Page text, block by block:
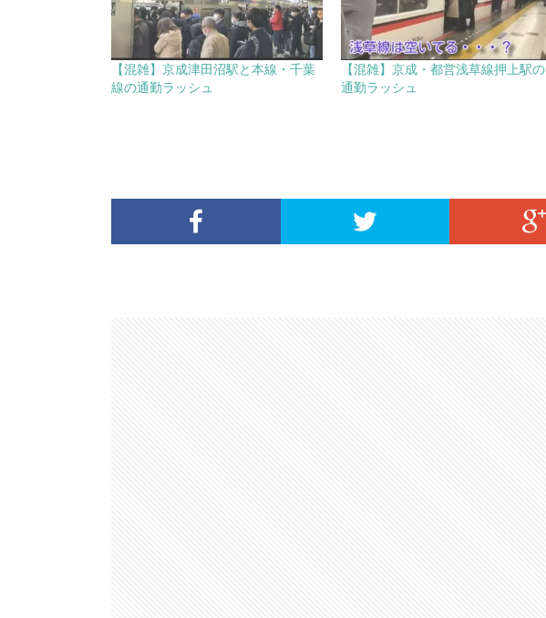
【混雑】京成津田沼駅と本線・千葉
線の通勤ラッシュ
【混雑】京成・都営浅草線押上駅の
通勤ラッシュ